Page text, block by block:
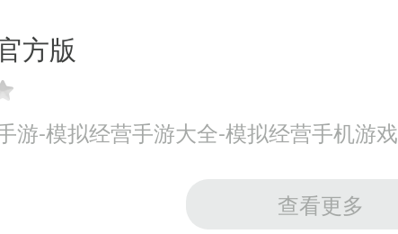
方版
游-模拟经营手游大全-模拟经营手机游戏
查看更多